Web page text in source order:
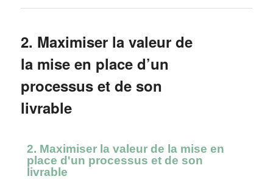
2. Maximiser la valeur de
la mise en place d’un
processus et de son
livrable
2. Maximiser la valeur de la mise en
place d'un processus et de son
livrable